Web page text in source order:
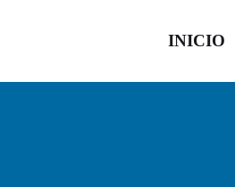
INICIO